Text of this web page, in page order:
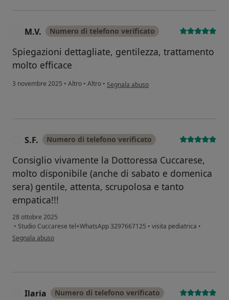
M.V. Numero di telefono verificato
Spiegazioni dettagliate, gentilezza, trattamento
molto efficace
3 novembre 2025 • Altro • Altro • secondo l'opinione dell'utente M.V.
Segnala abuso
S.F. Numero di telefono verificato
Consiglio vivamente la Dottoressa Cuccarese,
molto disponibile (anche di sabato e domenica
sera) gentile, attenta, scrupolosa e tanto
empatica!!!
28 ottobre 2025
• Studio Cuccarese tel+WhatsApp 3297667125 • visita pediatrica •
secondo l'opinione dell'utente S.F.
Segnala abuso
Ilaria Numero di telefono verificato